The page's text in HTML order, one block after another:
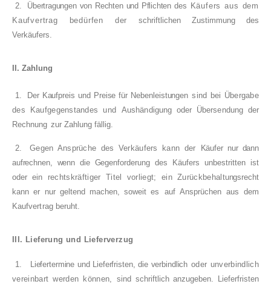
2. Übertragungen von Rechten und Pflichten des Käufers aus dem
Kaufvertrag bedürfen der
schriftlichen Zustimmung des
Verkäufers.
II. Zahlung
1. Der Kaufpreis und Preise für Nebenleistungen sind bei Übergabe
des Kaufgegenstandes und
Aushändigung oder Übersendung der
Rechnung zur Zahlung fällig.
2. Gegen Ansprüche des Verkäufers kann der
Käufer nur dann
aufrechnen, wenn die Gegenfor­derung des Käufers unbestritten ist
oder ein
rechtskräftiger Titel vorliegt; ein Zurückbehal­ tungsrecht
kann er nur geltend machen, soweit es
auf Ansprüchen aus dem
Kaufvertrag beruht.
III. Lieferung und Lieferverzug
1. Liefertermine und Lieferfristen, die verbindlich oder unverbindlich
vereinbart werden können,
sind schriftlich anzugeben. Lieferfristen